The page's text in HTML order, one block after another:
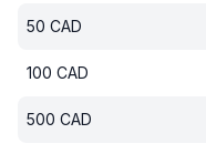
50 CAD
100 CAD
500 CAD